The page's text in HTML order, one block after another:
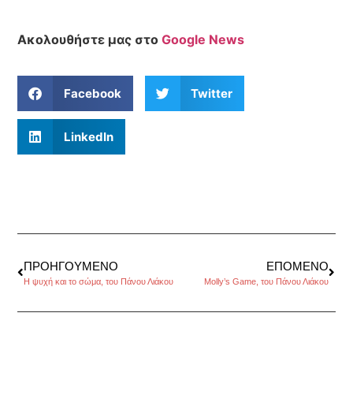
Ακολουθήστε μας στοGoogle News
Facebook Twitter
LinkedIn
ΠΡΟΗΓΟΎΜΕΝΟ
H ψυχή και το σώμα, του Πάνου Λιάκου
ΕΠΌΜΕΝΟ
Molly’s Game, του Πάνου Λιάκου